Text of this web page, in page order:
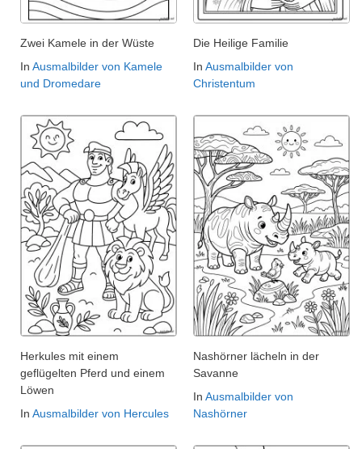
Zwei Kamele in der Wüste
In Ausmalbilder von Kamele
und Dromedare
Die Heilige Familie
In Ausmalbilder von
Christentum
Herkules mit einem
geflügelten Pferd und einem
Löwen
In Ausmalbilder von Hercules
Nashörner lächeln in der
Savanne
In Ausmalbilder von
Nashörner